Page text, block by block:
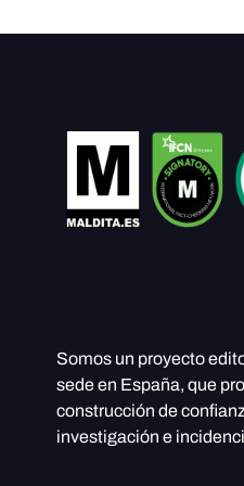
Somos un proyecto
sede en España, que
construcción de
investigación e